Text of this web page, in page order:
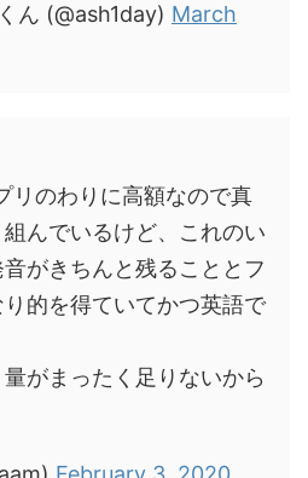
ん (@ash1day) March
リのわりに高額なので真
んでいるけど、これのい
がきちんと残ることとフ
的を得ていてかつ英語で
がまったく足りないから